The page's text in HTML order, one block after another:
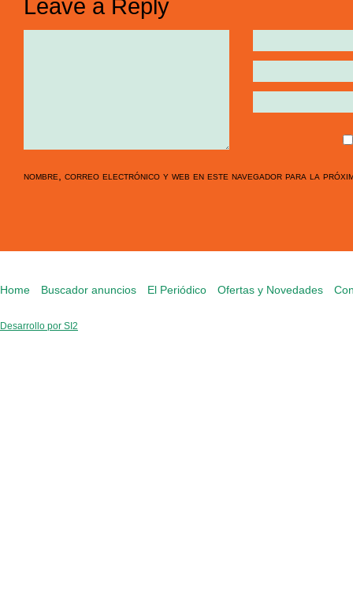
Leave a Reply
nombre, correo electrónico y web en este navegador para la
Home Buscador anuncios El Periódico Ofertas y Novedades
Desarrollo por SI2